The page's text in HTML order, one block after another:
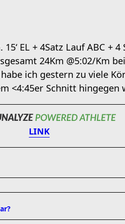
EL + 4Satz Lauf ABC +
24Km @5:02/Km
ich gestern zu viele
<4:45er Schnitt
LINK